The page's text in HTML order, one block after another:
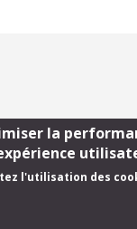
la
l'utilisation des